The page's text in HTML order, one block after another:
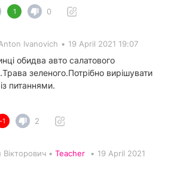
1 0
Ivanovich • 19 April 2021 19:07
обидва авто салатового
зеленого.Потрібно вирішувати
питаннями.
-1 2
Вікторович • Teacher • 19 April 2021